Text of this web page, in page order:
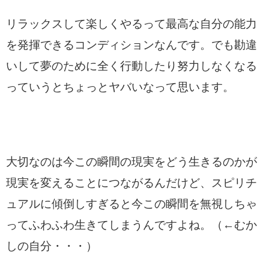
リラックスして楽しくやるって最高な自分の能力
を発揮できるコンディションなんです。でも勘違
いして夢のために全く行動したり努力しなくなる
っていうとちょっとヤバいなって思います。
大切なのは今この瞬間の現実をどう生きるのかが
現実を変えることにつながるんだけど、スピリチ
ュアルに傾倒しすぎると今この瞬間を無視しちゃ
ってふわふわ生きてしまうんですよね。（←むか
しの自分・・・）